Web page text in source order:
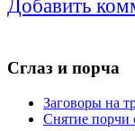
Добавить
Сглаз и порча
Заговоры на
Снятие порчи